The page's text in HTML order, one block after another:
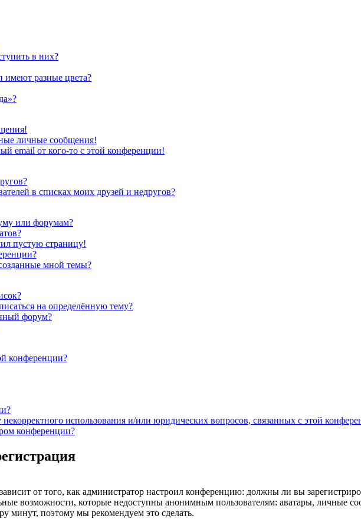
в них?
имеют разные цвета?
личные сообщения!
email от кого-то с этой конференции!
в списках моих друзей и недругов?
или форумам?
пустую страницу!
мной темы?
на определённую тему?
форум?
конференции?
использования и/или юридических вопросов, связанных с этой
конференции?
от того, как администратор настроил конференцию: должны ли вы
возможности, которые недоступны анонимным пользователям: аватары, личные
минут, поэтому мы рекомендуем это сделать.